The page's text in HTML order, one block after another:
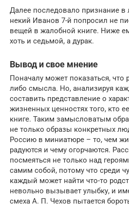
Далее последовало признание в
некий Иванов 7-й попросил не
вещей в жалобной книге. Ниже
хоть и седьмой, а дурак.
Вывод и свое мнение
Поначалу может показаться, что
либо смысла. Но, анализируя
составить представление о
жизненных ценностях того, кто
книге. Таким замысловатым
не только образы конкретных
Россию в миниатюре – то, чем
радуются и чему огорчаются.
посмеяться не только над
самим собой, потому что среди
каждый может найти что-то
невольно вызывает улыбку, и
смеха А. П. Чехов пытается